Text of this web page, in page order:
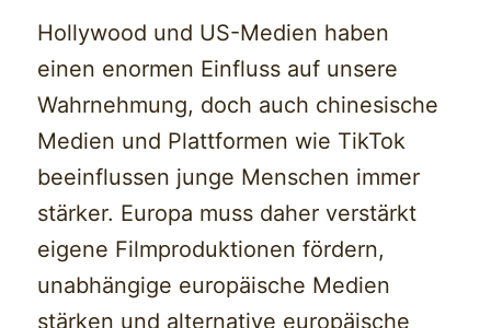
Hollywood und US-Medien haben
einen enormen Einfluss auf unsere
Wahrnehmung, doch auch chinesische
Medien und Plattformen wie TikTok
beeinflussen junge Menschen immer
stärker. Europa muss daher verstärkt
eigene Filmproduktionen fördern,
unabhängige europäische Medien
stärken und alternative europäische